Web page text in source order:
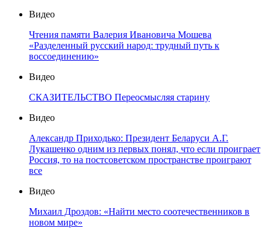
Видео
Чтения памяти Валерия Ивановича Мошева
«Разделенный русский народ: трудный путь к
воссоединению»
Видео
СКАЗИТЕЛЬСТВО Переосмысляя старину
Видео
Александр Приходько: Президент Беларуси А.Г.
Лукашенко одним из первых понял, что если проиграет
Россия, то на постсоветском пространстве проиграют
все
Видео
Михаил Дроздов: «Найти место соотечественников в
новом мире»